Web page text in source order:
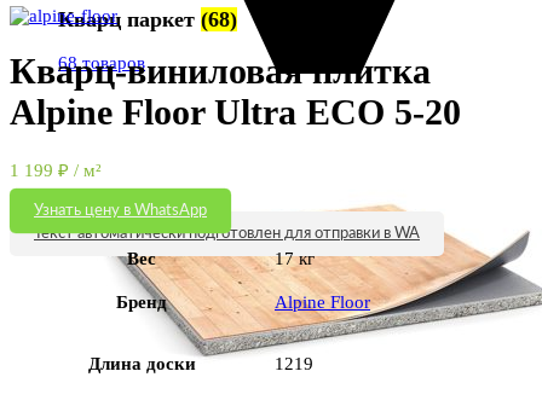
Кварц паркет (68)
68 товаров
Кварц-виниловая плитка
Alpine Floor Ultra ECO 5-20
1 199 ₽ / м²
Узнать цену в WhatsApp
Текст автоматически подготовлен для отправки в WA
Вес 17 кг
Бренд Alpine Floor
Длина доски 1219